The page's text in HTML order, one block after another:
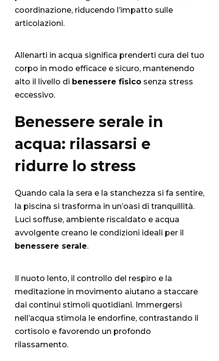
coordinazione, riducendo l’impatto sulle
articolazioni.
Allenarti in acqua significa prenderti cura del tuo
corpo in modo efficace e sicuro, mantenendo
alto il livello di benessere fisico senza stress
eccessivo.
Benessere serale in
acqua: rilassarsi e
ridurre lo stress
Quando cala la sera e la stanchezza si fa sentire,
la piscina si trasforma in un’oasi di tranquillità.
Luci soffuse, ambiente riscaldato e acqua
avvolgente creano le condizioni ideali per il
benessere serale.
Il nuoto lento, il controllo del respiro e la
meditazione in movimento aiutano a staccare
dai continui stimoli quotidiani. Immergersi
nell’acqua stimola le endorfine, contrastando il
cortisolo e favorendo un profondo
rilassamento.